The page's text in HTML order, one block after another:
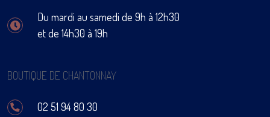
Du mardi au samedi de 9h à 12h30
et de 14h30 à 19h
BOUTIQUE DE CHANTONNAY
02 51 94 80 30